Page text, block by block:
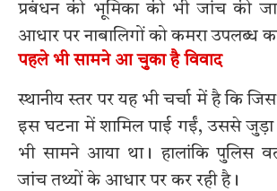
प्रबंधन की भूमिका की भी जांच की
आधार पर नाबालिगों को कमरा उपलब्ध
पहले भी सामने आ चुका है विवाद
स्थानीय स्तर पर यह भी चर्चा में है कि
इस घटना में शामिल पाई गईं, उससे
भी सामने आया था। हालांकि पुलिस
जांच तथ्यों के आधार पर कर रही है।